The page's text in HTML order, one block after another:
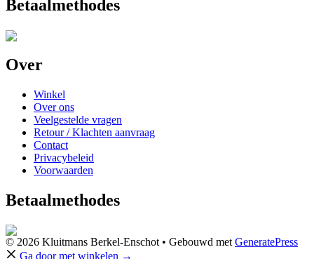
Betaalmethodes
Over
Winkel
Over ons
Veelgestelde vragen
Retour / Klachten aanvraag
Contact
Privacybeleid
Voorwaarden
Betaalmethodes
© 2026 Kluitmans Berkel-Enschot• Gebouwd metGeneratePress
Ga door met winkelen →